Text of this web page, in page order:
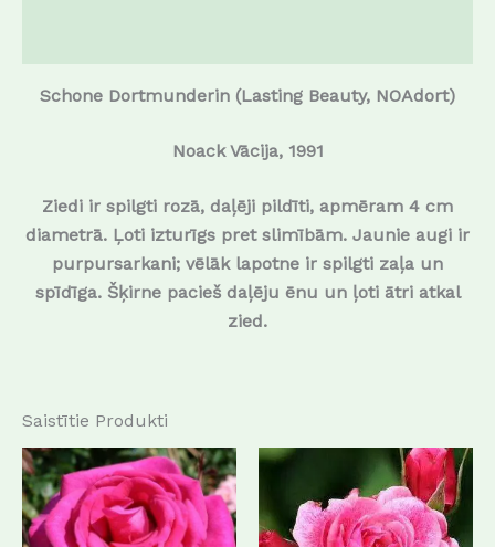
Schone Dortmunderin (Lasting Beauty, NOAdort)
Noack Vācija, 1991
Ziedi ir spilgti rozā, daļēji pildīti, apmēram 4 cm
diametrā. Ļoti izturīgs pret slimībām. Jaunie augi ir
purpursarkani; vēlāk lapotne ir spilgti zaļa un
spīdīga. Šķirne pacieš daļēju ēnu un ļoti ātri atkal
zied.
Saistītie Produkti
This
product
has
This
has